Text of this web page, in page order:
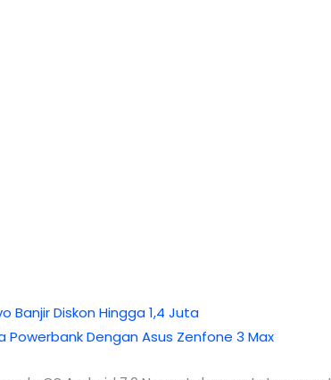
Banjir Diskon Hingga 1,4 Juta
Powerbank Dengan Asus Zenfone 3 Max